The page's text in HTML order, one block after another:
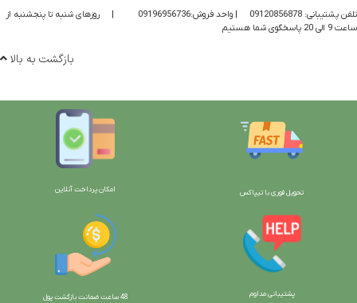
تلفن پشتیبانی: 09120856878 | واحد فروش:09196956736 |
روزهای شنبه تا پنجشنبه از
ساعت 9 الی 20 پاسخگوی شما هستیم
بازگشت به بالا
تحویل فوری با تیپاکس امکان پرداخت آنلاین
پشتیبانی مداوم 48 ساعت ضمانت بازگش ت پول